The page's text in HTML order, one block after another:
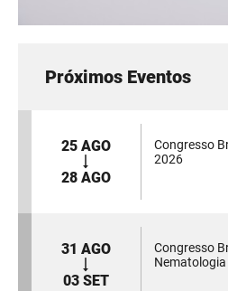
Próximos Eventos
25 AGO
28 AGO
Congresso
2026
31 AGO
03 SET
Congresso